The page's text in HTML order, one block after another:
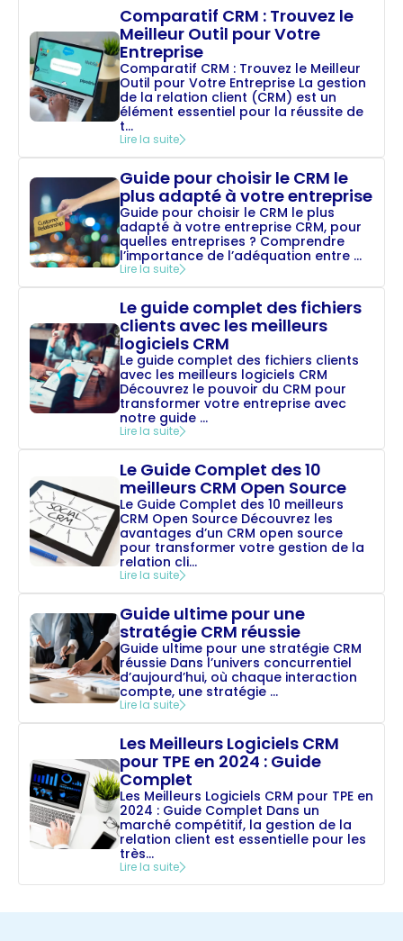
Comparatif CRM : Trouvez le
Meilleur Outil pour Votre
Entreprise
Comparatif CRM : Trouvez le Meilleur
Outil pour Votre Entreprise La gestion
de la relation client (CRM) est un
élément essentiel pour la réussite de
t...
Lire la suite
Guide pour choisir le CRM le
plus adapté à votre entreprise
Guide pour choisir le CRM le plus
adapté à votre entreprise CRM, pour
quelles entreprises ? Comprendre
l’importance de l’adéquation entre ...
Lire la suite
Le guide complet des fichiers
clients avec les meilleurs
logiciels CRM
Le guide complet des fichiers clients
avec les meilleurs logiciels CRM
Découvrez le pouvoir du CRM pour
transformer votre entreprise avec
notre guide ...
Lire la suite
Le Guide Complet des 10
meilleurs CRM Open Source
Le Guide Complet des 10 meilleurs
CRM Open Source Découvrez les
avantages d’un CRM open source
pour transformer votre gestion de la
relation cli...
Lire la suite
Guide ultime pour une
stratégie CRM réussie
Guide ultime pour une stratégie CRM
réussie Dans l’univers concurrentiel
d’aujourd’hui, où chaque interaction
compte, une stratégie ...
Lire la suite
Les Meilleurs Logiciels CRM
pour TPE en 2024 : Guide
Complet
Les Meilleurs Logiciels CRM pour TPE en
2024 : Guide Complet Dans un
marché compétitif, la gestion de la
relation client est essentielle pour les
très...
Lire la suite